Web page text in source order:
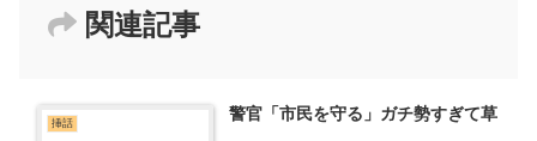
関連記事
挿話 警官「市民を守る」ガチ勢すぎて草